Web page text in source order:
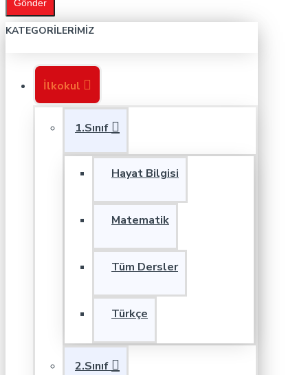
Gönder
KATEGORILERIMIZ
İlkokul
1.Sınıf
Hayat Bilgisi
Matematik
Tüm Dersler
Türkçe
2.Sınıf